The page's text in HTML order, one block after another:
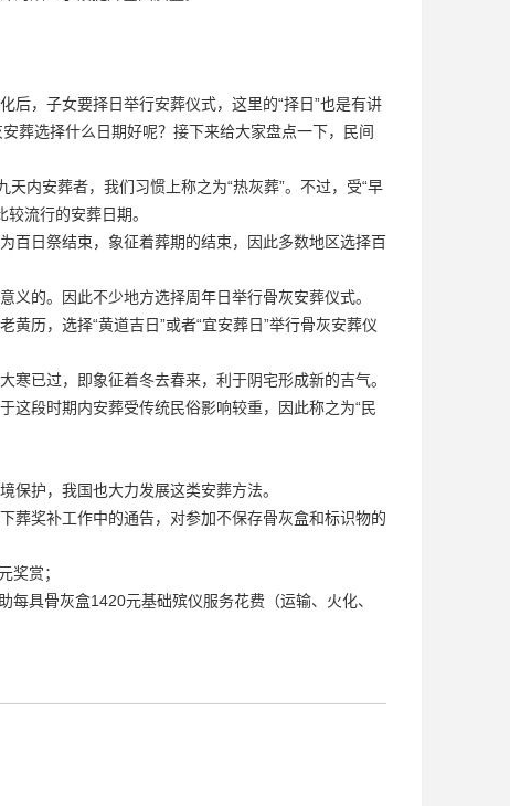
后，子女要择日举行安葬仪式，这里的“择日”也是有讲
葬选择什么日期好呢？接下来给大家盘点一下，民间
内安葬者，我们习惯上称之为“热灰葬”。不过，受“早
流行的安葬日期。
百日祭结束，象征着葬期的结束，因此多数地区选择百
的。因此不少地方选择周年日举行骨灰安葬仪式。
历，选择“黄道吉日”或者“宜安葬日”举行骨灰安葬仪
已过，即象征着冬去春来，利于阴宅形成新的吉气。
这段时期内安葬受传统民俗影响较重，因此称之为“民
保护，我国也大力发展这类安葬方法。
葬奖补工作中的通告，对参加不保存骨灰盒和标识物的
奖赏；
具骨灰盒1420元基础殡仪服务花费（运输、火化、